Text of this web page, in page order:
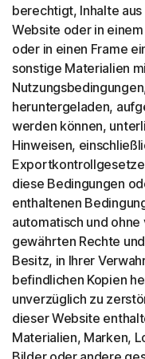
berechtigt, Inhalte
Website oder in
oder in einen Frame
sonstige Materialien
heruntergeladen,
werden können,
Hinweisen,
diese Bedingungen
enthaltenen
automatisch und
gewährten Rechte
Besitz, in Ihrer
befindlichen Kopien
unverzüglich zu
dieser Website
Materialien, Marken,